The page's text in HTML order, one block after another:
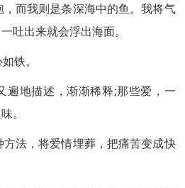
而我则是条深海中的鱼。我将气
吐出来就会浮出海面。
铁。
地描述，渐渐稀释;那些爱，一
。
法，将爱情埋葬，把痛苦变成快